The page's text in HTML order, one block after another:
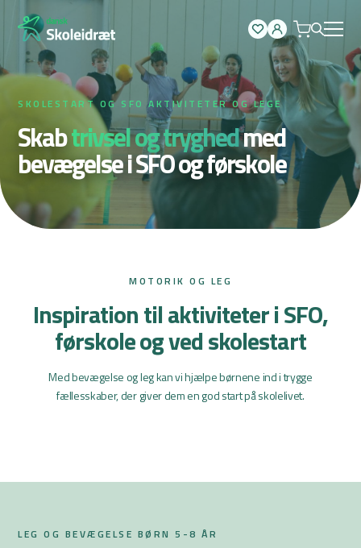
Spring
indhold
SKOLESTART OG SFO AKTIVITETER OG LEGE
Skabtrivsel og tryghedmed
bevægelse i SFO og førskole
MOTORIK OG LEG
Inspiration til aktiviteter i SFO,
førskole og ved skolestart
Med bevægelse og leg kan vi hjælpe børnene ind i trygge
fællesskaber, der giver dem en god start på skolelivet.
Fællesskab og bevægelsesglæde i
LEG OG BEVÆGELSE BØRN 5-8 ÅR